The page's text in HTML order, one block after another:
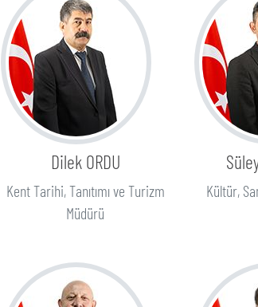
Dilek ORDU
Kent Tarihi, Tanıtımı ve Turizm
Müdürü
Kültür,